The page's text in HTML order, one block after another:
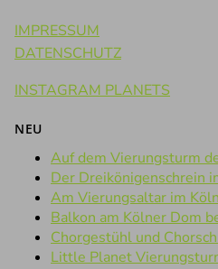
IMPRESSUM
DATENSCHUTZ
INSTAGRAM PLANETS
NEU
Auf dem Vierungsturm
Der Dreikönigenschrein
Am Vierungsaltar im
Balkon am Kölner Dom
Chorgestühl und
Little Planet